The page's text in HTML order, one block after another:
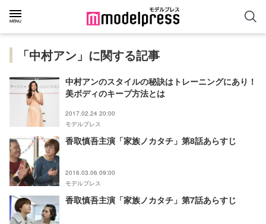
「中村アン」に関する記事
中村アンのスタイルの秘訣はトレーニングにあり！
美ボディのキープ方法とは
2017.02.24 20:00
モデルプレス
香取慎吾主演「家族ノカタチ」第8話あらすじ
2016.03.06 09:00
モデルプレス
香取慎吾主演「家族ノカタチ」第7話あらすじ